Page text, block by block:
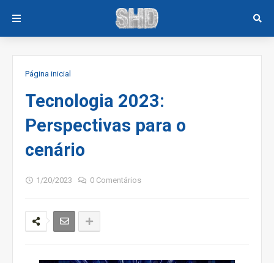
Página inicial
Tecnologia 2023:
Perspectivas para o
cenário
1/20/2023 0 Comentários